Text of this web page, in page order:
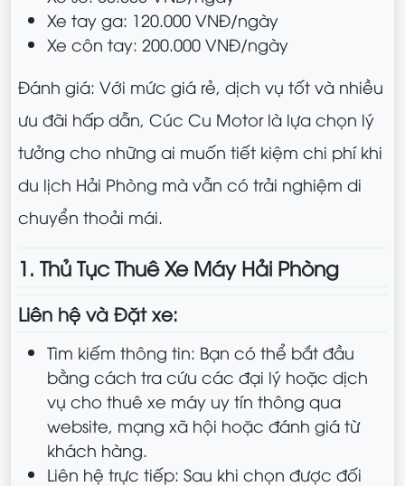
Xe tay ga: 120.000 VNĐ/ngày
Xe côn tay: 200.000 VNĐ/ngày
Đánh giá: Với mức giá rẻ, dịch vụ tốt và nhiều
ưu đãi hấp dẫn, Cúc Cu Motor là lựa chọn lý
tưởng cho những ai muốn tiết kiệm chi phí khi
du lịch Hải Phòng mà vẫn có trải nghiệm di
chuyển thoải mái.
1. Thủ Tục Thuê Xe Máy Hải Phòng
Liên hệ và Đặt xe:
Tìm kiếm thông tin: Bạn có thể bắt đầu
bằng cách tra cứu các đại lý hoặc dịch
vụ cho thuê xe máy uy tín thông qua
website, mạng xã hội hoặc đánh giá từ
khách hàng.
Liên hệ trực tiếp: Sau khi chọn được đối